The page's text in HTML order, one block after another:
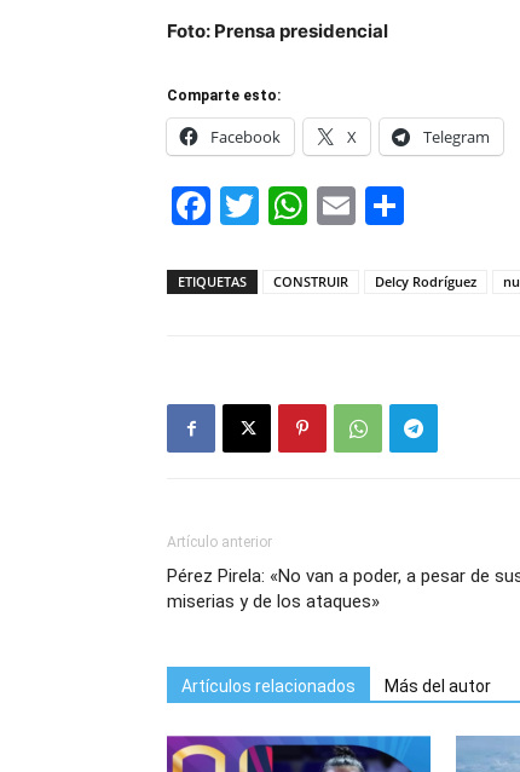
Foto: Prensa presidencial
Comparte esto:
Facebook X Telegram
Facebook
Twitter
WhatsApp
Email
ETIQUETAS CONSTRUIR Delcy Rodríguez
Artículo anterior
Pérez Pirela: «No van a poder, a pesar de
miserias y de los ataques»
Artículos relacionados Más del autor